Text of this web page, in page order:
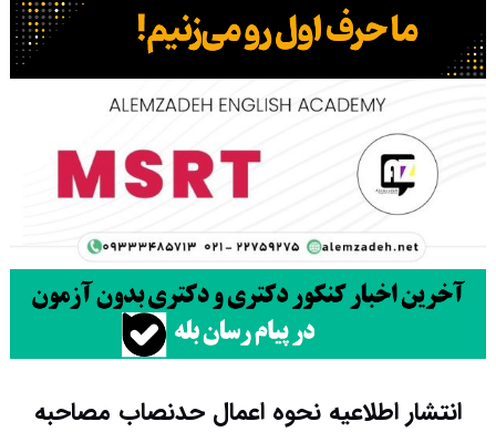
انتشار اطلاعیه نحوه اعمال حدنصاب مصاحبه